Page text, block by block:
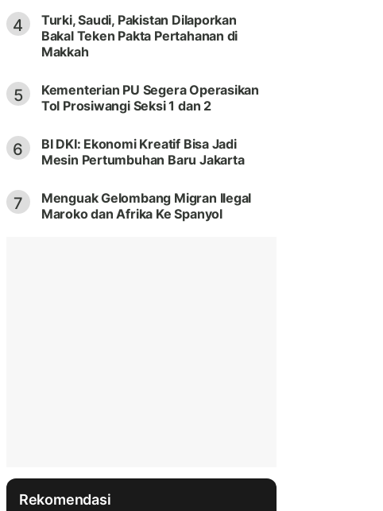
4
Turki, Saudi, Pakistan Dilaporkan
Bakal Teken Pakta Pertahanan di
Makkah
5
Kementerian PU Segera Operasikan
Tol Prosiwangi Seksi 1 dan 2
6
BI DKI: Ekonomi Kreatif Bisa Jadi
Mesin Pertumbuhan Baru Jakarta
7
Menguak Gelombang Migran Ilegal
Maroko dan Afrika Ke Spanyol
Rekomendasi